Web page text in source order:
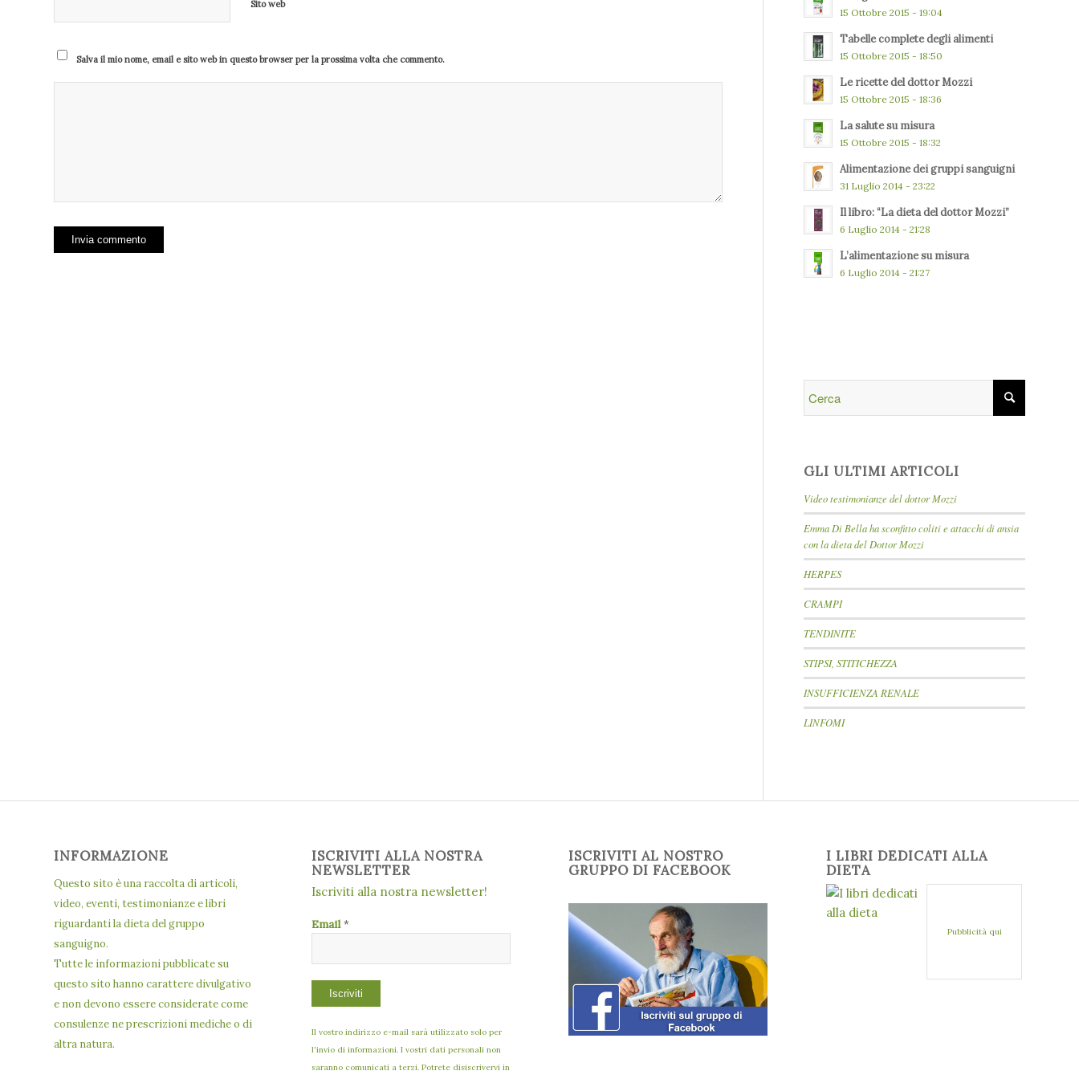
Sito web
Salva il mio nome, email e sito web in questo browser per la prossima volta che commento.
15 Ottobre 2015 - 19:04
Tabelle complete degli alimenti
15 Ottobre 2015 - 18:50
Le ricette del dottor Mozzi
15 Ottobre 2015 - 18:36
La salute su misura
15 Ottobre 2015 - 18:32
Alimentazione dei gruppi sanguigni
31 Luglio 2014 - 23:22
Il libro: “La dieta del dottor Mozzi”
6 Luglio 2014 - 21:28
L’alimentazione su misura
6 Luglio 2014 - 21:27
GLI ULTIMI ARTICOLI
Video testimonianze del dottor Mozzi
Emma Di Bella ha sconfitto coliti e attacchi di ansia
con la dieta del Dottor Mozzi
HERPES
CRAMPI
TENDINITE
STIPSI, STITICHEZZA
INSUFFICIENZA RENALE
LINFOMI
INFORMAZIONE
Questo sito è una raccolta di articoli,
video, eventi, testimonianze e libri
riguardanti la dieta del gruppo
sanguigno.
Tutte le informazioni pubblicate su
questo sito hanno carattere divulgativo
e non devono essere considerate come
consulenze ne prescrizioni mediche o di
altra natura.
ISCRIVITI ALLA NOSTRA
NEWSLETTER
Iscriviti alla nostra newsletter!
Email*
Il vostro indirizzo e-mail sarà utilizzato solo per
l'invio di informazioni. I vostri dati personali non
saranno comunicati a terzi. Potrete disiscrivervi in
ISCRIVITI AL NOSTRO
GRUPPO DI FACEBOOK
I LIBRI DEDICATI ALLA
DIETA
Pubblicità qui